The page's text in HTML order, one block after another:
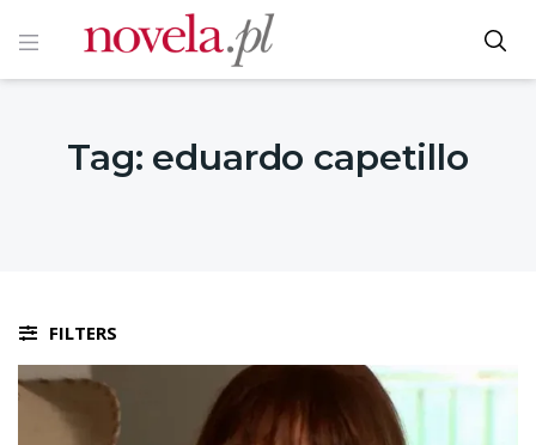
Tag: eduardo capetillo
FILTERS